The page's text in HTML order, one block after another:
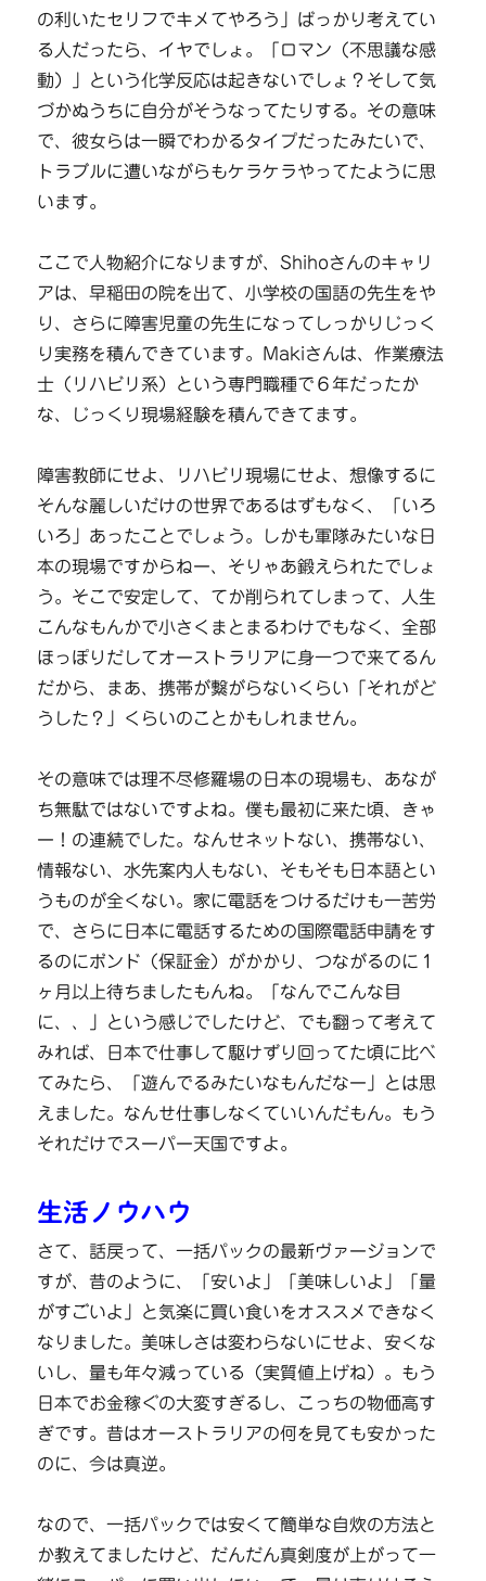
の利いたセリフでキメてやろう」ばっかり考えてい
る人だったら、イヤでしょ。「ロマン（不思議な感
動）」という化学反応は起きないでしょ？そして気
づかぬうちに自分がそうなってたりする。その意味
で、彼女らは一瞬でわかるタイプだったみたいで、
トラブルに遭いながらもケラケラやってたように思
います。
ここで人物紹介になりますが、Shihoさんのキャリ
アは、早稲田の院を出て、小学校の国語の先生をや
り、さらに障害児童の先生になってしっかりじっく
り実務を積んできています。Makiさんは、作業療法
士（リハビリ系）という専門職種で６年だったか
な、じっくり現場経験を積んできてます。
障害教師にせよ、リハビリ現場にせよ、想像するに
そんな麗しいだけの世界であるはずもなく、「いろ
いろ」あったことでしょう。しかも軍隊みたいな日
本の現場ですからねー、そりゃあ鍛えられたでしょ
う。そこで安定して、てか削られてしまって、人生
こんなもんかで小さくまとまるわけでもなく、全部
ほっぽりだしてオーストラリアに身一つで来てるん
だから、まあ、携帯が繋がらないくらい「それがど
うした？」くらいのことかもしれません。
その意味では理不尽修羅場の日本の現場も、あなが
ち無駄ではないですよね。僕も最初に来た頃、きゃ
ー！の連続でした。なんせネットない、携帯ない、
情報ない、水先案内人もない、そもそも日本語とい
うものが全くない。家に電話をつけるだけも一苦労
で、さらに日本に電話するための国際電話申請をす
るのにボンド（保証金）がかかり、つながるのに１
ヶ月以上待ちましたもんね。「なんでこんな目
に、、」という感じでしたけど、でも翻って考えて
みれば、日本で仕事して駆けずり回ってた頃に比べ
てみたら、「遊んでるみたいなもんだなー」とは思
えました。なんせ仕事しなくていいんだもん。もう
それだけでスーパー天国ですよ。
生活ノウハウ
さて、話戻って、一括パックの最新ヴァージョンで
すが、昔のように、「安いよ」「美味しいよ」「量
がすごいよ」と気楽に買い食いをオススメできなく
なりました。美味しさは変わらないにせよ、安くな
いし、量も年々減っている（実質値上げね）。もう
日本でお金稼ぐの大変すぎるし、こっちの物価高す
ぎです。昔はオーストラリアの何を見ても安かった
のに、今は真逆。
なので、一括パックでは安くて簡単な自炊の方法と
か教えてましたけど、だんだん真剣度が上がって一